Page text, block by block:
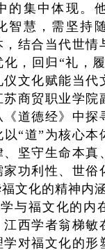
的集中体现。
智慧，需坚持
结合当代世情
，回归“礼，
仪文化赋能当代
商贸职业学院
《道德经》中探
“道”为核心本
坚守生命本真
家功利性、世俗
文化的精神内涵
与福文化的内
江西学者翁梯敏
学对福文化的形